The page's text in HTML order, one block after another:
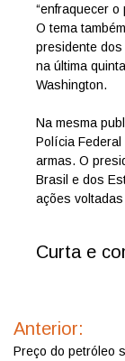
“enfraquecer o
O tema
presidente
na última
Washington.
Na mesma
Polícia
armas. O
Brasil e dos
ações
Curta e
de
Anterior:
Preço do petróleo